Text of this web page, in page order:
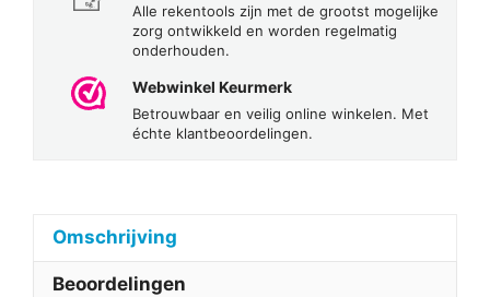
Alle rekentools zijn met de grootst mogelijke
zorg ontwikkeld en worden regelmatig
onderhouden.
Webwinkel Keurmerk
Betrouwbaar en veilig online winkelen. Met
échte klantbeoordelingen.
Omschrijving
Beoordelingen